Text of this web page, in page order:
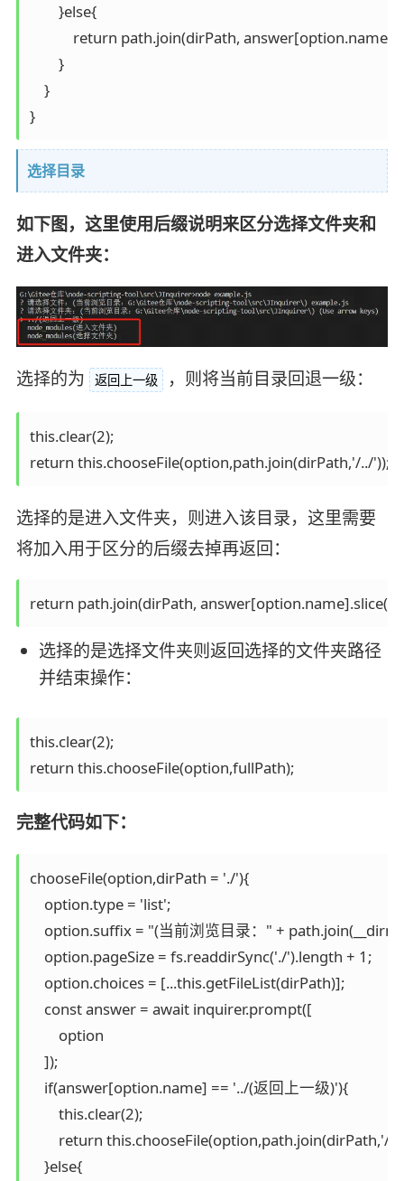
        }else{
            return path.join(dirPath, answer[option.name]);
        }
    }
}
选择目录
如下图，这里使用后缀说明来区分选择文件夹和
进入文件夹：
选择的为 返回上一级 ，则将当前目录回退一级：
this.clear(2);
return this.chooseFile(option,path.join(dirPath,'/../'));
选择的是进入文件夹，则进入该目录，这里需要
将加入用于区分的后缀去掉再返回：
return path.join(dirPath,
选择的是选择文件夹则返回选择的文件夹路径
并结束操作：
this.clear(2);
return this.chooseFile(option,fullPath);
完整代码如下：
chooseFile(option,dirPath = './'){
    option.type = 'list';
option.suffix = "(当前浏览目录：" +
    option.pageSize = fs.readdirSync('./').length + 1;
    option.choices = [...this.getFileList(dirPath)];
    const answer = await inquirer.prompt([
        option
    ]);
    if(answer[option.name] == '../(返回上一级)'){
        this.clear(2);
return this.chooseFile(option,path.join(dirPath,'/../
    }else{